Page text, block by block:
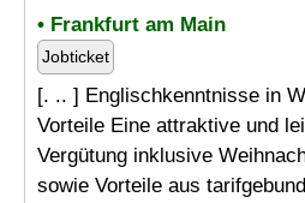
• Frankfurt am Main
Jobticket
[. .. ] Englischkenntnisse in
Vorteile Eine attraktive und
Vergütung inklusive
sowie Vorteile aus